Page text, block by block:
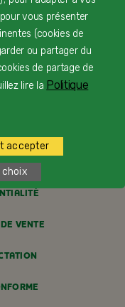
VENTE
vous présenter
(cookies de
ou partager du
de partage de
lire la Politique
accepter
choix